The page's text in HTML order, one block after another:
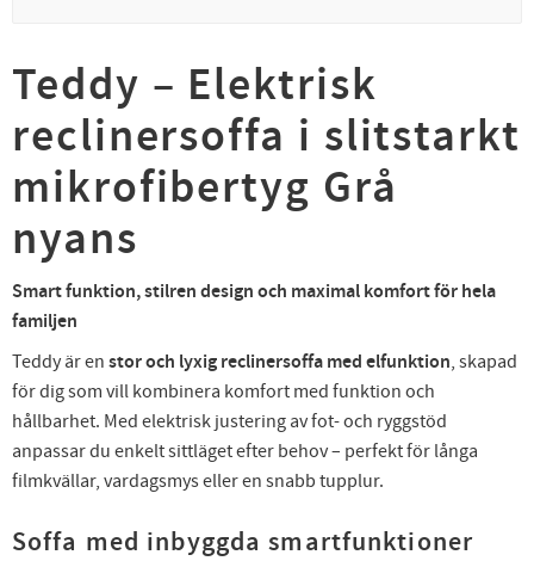
Teddy – Elektrisk
reclinersoffa i slitstarkt
mikrofibertyg Grå
nyans
Smart funktion, stilren design och maximal komfort för hela
familjen
Teddy är en stor och lyxig reclinersoffa med elfunktion, skapad
för dig som vill kombinera komfort med funktion och
hållbarhet. Med elektrisk justering av fot- och ryggstöd
anpassar du enkelt sittläget efter behov – perfekt för långa
filmkvällar, vardagsmys eller en snabb tupplur.
Soffa med inbyggda smartfunktioner